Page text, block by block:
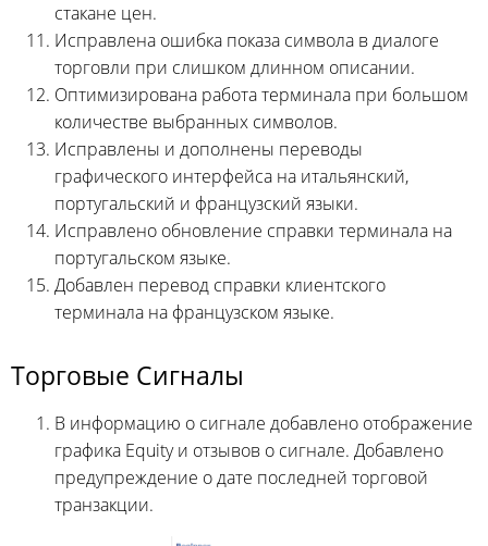
стакане цен.
Исправлена ошибка показа символа в диалоге
торговли при слишком длинном описании.
Оптимизирована работа терминала при большом
количестве выбранных символов.
Исправлены и дополнены переводы
графического интерфейса на итальянский,
португальский и французский языки.
Исправлено обновление справки терминала на
португальском языке.
Добавлен перевод справки клиентского
терминала на французском языке.
Торговые Сигналы
В информацию о сигнале добавлено отображение
графика Equity и отзывов о сигнале. Добавлено
предупреждение о дате последней торговой
транзакции.